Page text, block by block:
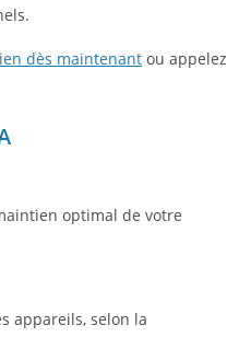
dès maintenant ou appelez
optimal de votre
appareils, selon la